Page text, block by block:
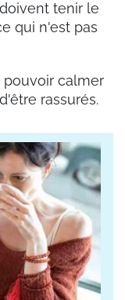
tenir le
qui n'est pas
pouvoir calmer
rassurés.